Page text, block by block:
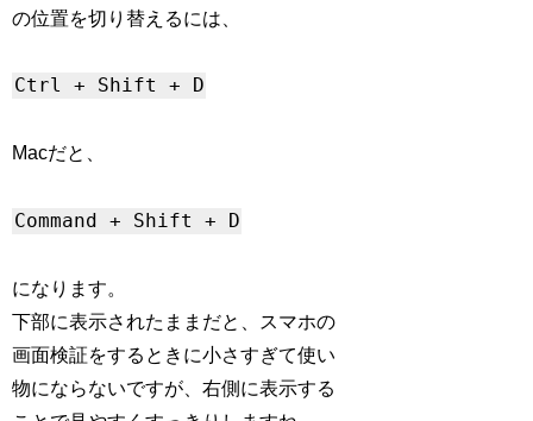
の位置を切り替えるには、
Ctrl + Shift + D
Macだと、
Command + Shift + D
になります。
下部に表示されたままだと、スマホの
画面検証をするときに小さすぎて使い
物にならないですが、右側に表示する